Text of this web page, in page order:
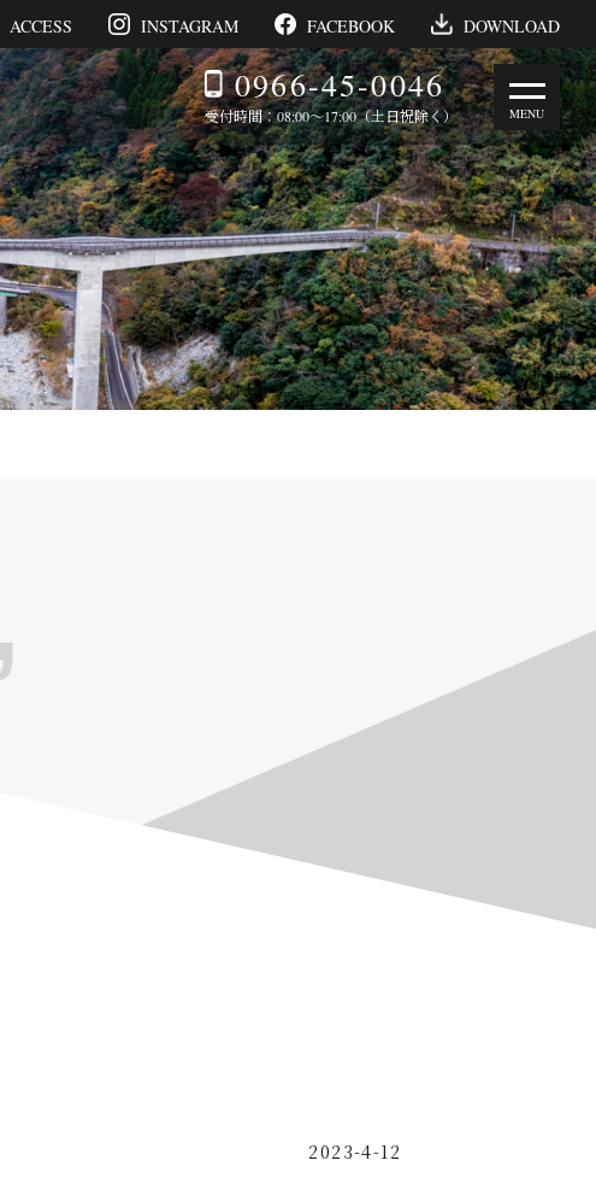
ACCESS INSTAGRAM FACEBOOK DOWNLOAD
0966-45-0046
受付時間：08:00～17:00（土日祝除く）
2023-4-12